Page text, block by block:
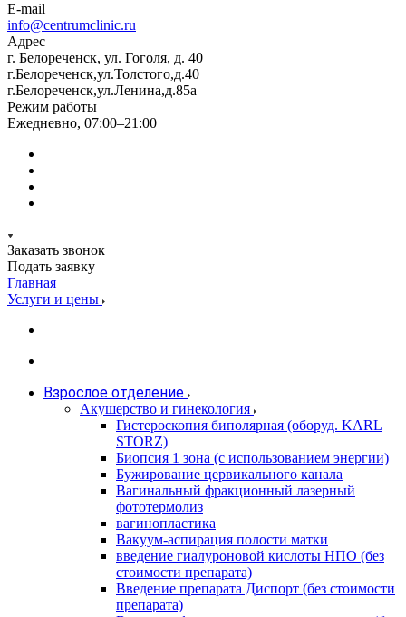
E-mail
info@centrumclinic.ru
Адрес
г. Белореченск, ул. Гоголя, д. 40
г.Белореченск,ул.Толстого,д.40
г.Белореченск,ул.Ленина,д.85а
Режим работы
Ежедневно, 07:00–21:00
Заказать звонок
Подать заявку
Главная
Услуги и цены
Взрослое отделение
Акушерство и гинекология
Гистероскопия биполярная (оборуд. KARL
STORZ)
Биопсия 1 зона (с использованием энергии)
Бужирование цервикального канала
Вагинальный фракционный лазерный
фототермолиз
вагинопластика
Вакуум-аспирация полости матки
введение гиалуроновой кислоты НПО (без
стоимости препарата)
Введение препарата Диспорт (без стоимости
препарата)